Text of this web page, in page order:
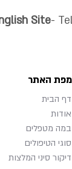
Site-
מפת האתר
דף הבית
אודות
במה מטפלים
סוגי הטיפולים
דיקור סיני המלצות